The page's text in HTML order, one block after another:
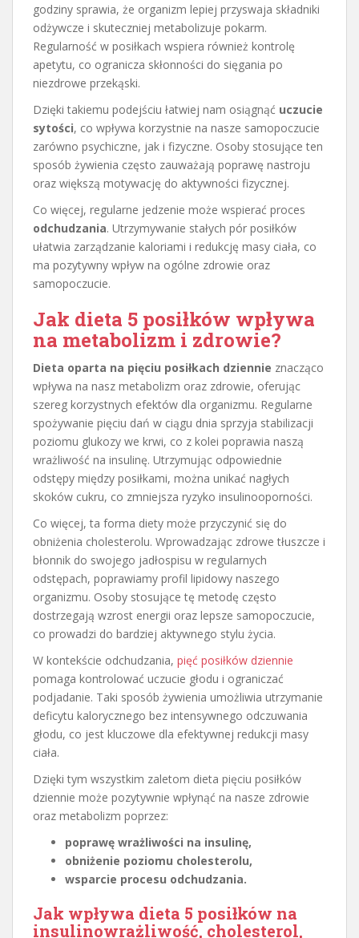
godziny sprawia, że organizm lepiej przyswaja składniki
odżywcze i skuteczniej metabolizuje pokarm.
Regularność w posiłkach wspiera również kontrolę
apetytu, co ogranicza skłonności do sięgania po
niezdrowe przekąski.
Dzięki takiemu podejściu łatwiej nam osiągnąć uczucie
sytości, co wpływa korzystnie na nasze samopoczucie
zarówno psychiczne, jak i fizyczne. Osoby stosujące ten
sposób żywienia często zauważają poprawę nastroju
oraz większą motywację do aktywności fizycznej.
Co więcej, regularne jedzenie może wspierać proces
odchudzania. Utrzymywanie stałych pór posiłków
ułatwia zarządzanie kaloriami i redukcję masy ciała, co
ma pozytywny wpływ na ogólne zdrowie oraz
samopoczucie.
Jak dieta 5 posiłków wpływa
na metabolizm i zdrowie?
Dieta oparta na pięciu posiłkach dziennie znacząco
wpływa na nasz metabolizm oraz zdrowie, oferując
szereg korzystnych efektów dla organizmu. Regularne
spożywanie pięciu dań w ciągu dnia sprzyja stabilizacji
poziomu glukozy we krwi, co z kolei poprawia naszą
wrażliwość na insulinę. Utrzymując odpowiednie
odstępy między posiłkami, można unikać nagłych
skoków cukru, co zmniejsza ryzyko insulinooporności.
Co więcej, ta forma diety może przyczynić się do
obniżenia cholesterolu. Wprowadzając zdrowe tłuszcze i
błonnik do swojego jadłospisu w regularnych
odstępach, poprawiamy profil lipidowy naszego
organizmu. Osoby stosujące tę metodę często
dostrzegają wzrost energii oraz lepsze samopoczucie,
co prowadzi do bardziej aktywnego stylu życia.
W kontekście odchudzania, pięć posiłków dziennie
pomaga kontrolować uczucie głodu i ograniczać
podjadanie. Taki sposób żywienia umożliwia utrzymanie
deficytu kalorycznego bez intensywnego odczuwania
głodu, co jest kluczowe dla efektywnej redukcji masy
ciała.
Dzięki tym wszystkim zaletom dieta pięciu posiłków
dziennie może pozytywnie wpłynąć na nasze zdrowie
oraz metabolizm poprzez:
poprawę wrażliwości na insulinę,
obniżenie poziomu cholesterolu,
wsparcie procesu odchudzania.
Jak wpływa dieta 5 posiłków na
insulinowrażliwość, cholesterol,